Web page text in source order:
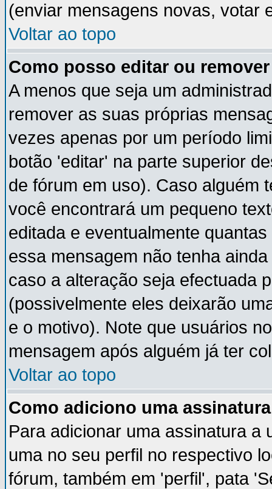
(enviar mensagens novas, votar
Voltar ao topo
Como posso editar ou
A menos que seja um
remover as suas próprias
vezes apenas por um período
botão 'editar' na parte superior
de fórum em uso). Caso alguém
você encontrará um pequeno
editada e eventualmente
essa mensagem não tenha
caso a alteração seja efectuada
(possivelmente eles deixarão
e o motivo). Note que usuários
mensagem após alguém já ter
Voltar ao topo
Como adiciono uma
Para adicionar uma assinatura a
uma no seu perfil no respectivo
fórum, também em 'perfil', pata